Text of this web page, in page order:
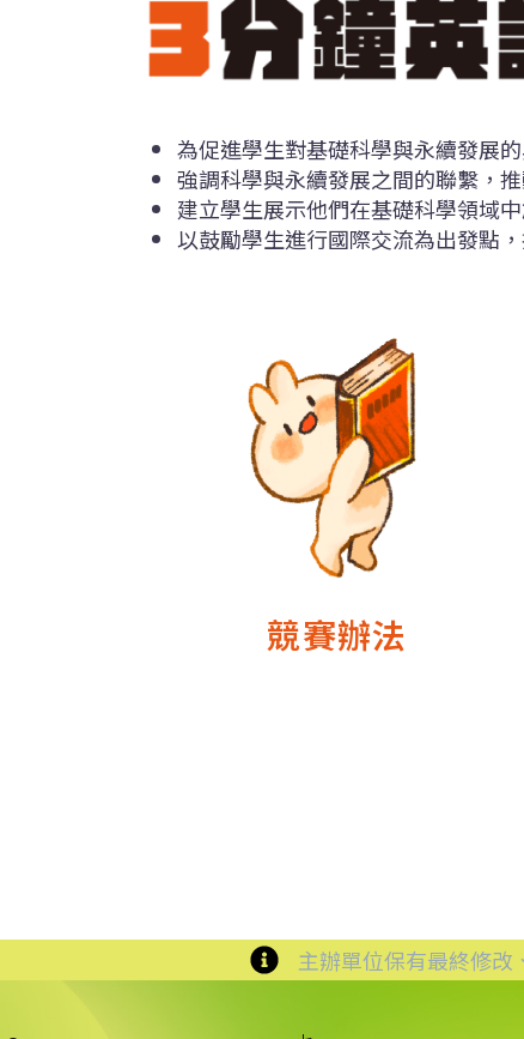
為促進學生對基礎科學與永續發展
強調科學與永續發展之間的聯繫，
建立學生展示他們在基礎科學領域
以鼓勵學生進行國際交流為出發點
競賽辦法
主辦單位保有最終修改